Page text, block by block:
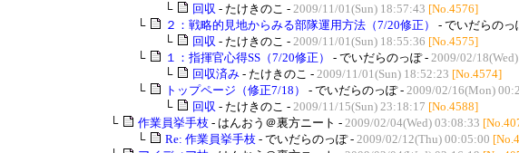
└
回収 - たけきのこ - 2009/11/01(Sun) 18:57:43 [No.4576]
└
２：戦略的見地からみる部隊運用方法（7/20修正） - でいだらのっ
└
回収 - たけきのこ - 2009/11/01(Sun) 18:55:36 [No.4575]
└
１：指揮官心得SS（7/20修正） - でいだらのっぽ - 2009/02/
└
回収済み - たけきのこ - 2009/11/01(Sun) 18:52:23 [No.4574]
└
トップページ（修正7/18） - でいだらのっぽ - 2009/02/16(Mon)
└
回収 - たけきのこ - 2009/11/15(Sun) 23:18:17 [No.4588]
└
作業員挙手枝 - はんおう＠裏方ニート - 2009/02/04(Wed) 03:08:33
└
Re: 作業員挙手枝 - でいだらのっぽ - 2009/02/12(Thu) 00:05:00